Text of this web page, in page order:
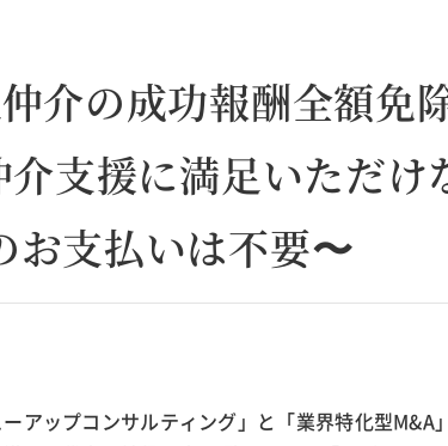
介の成功報酬全額免
支援に満足いただけ
お支払いは不要〜
アップコンサルティング」と「業界特化型M&A